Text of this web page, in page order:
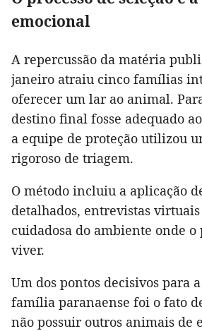
emocional
A repercussão da matéria
janeiro atraiu cinco famílias
oferecer um lar ao animal.
destino final fosse adequado
a equipe de proteção utilizou
rigoroso de triagem.
O método incluiu a aplicação
detalhados, entrevistas
cuidadosa do ambiente onde o
viver.
Um dos pontos decisivos para
família paranaense foi o fato
não possuir outros animais de